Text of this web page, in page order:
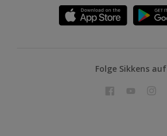
Folge Sikkens auf